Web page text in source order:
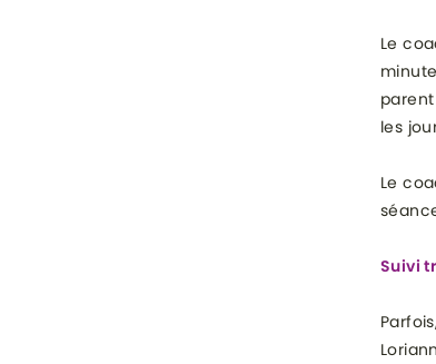
Le
les
Le
Suivi